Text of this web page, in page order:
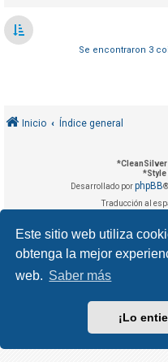
Este sitio web utiliza
obtenga la mejor
web. Saber más
¡Lo
e
g
r
T
e
s
Se encontraron 3
Inicio Índice general
*
*
Desarrollado porphpBB
Traducción al